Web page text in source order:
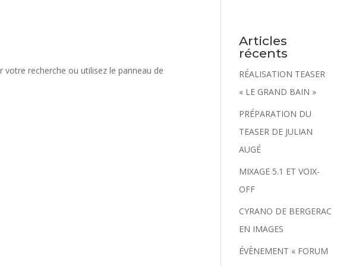
recherche ou utilisez le panneau de
Articles
récents
RÉALISATION TEASER
« LE GRAND BAIN »
PRÉPARATION DU
TEASER DE JULIAN
AUGÉ
MIXAGE 5.1 ET VOIX-
OFF
CYRANO DE BERGERAC
EN IMAGES
ÉVÈNEMENT « FORUM